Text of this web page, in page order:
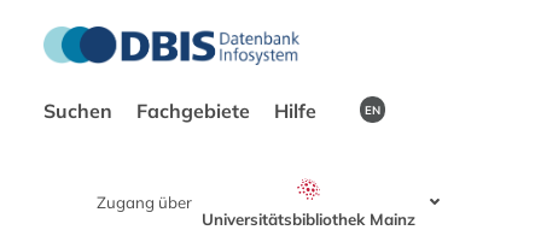
Suchen Fachgebiete Hilfe EN
Zugang über
Universitätsbibliothek Mainz